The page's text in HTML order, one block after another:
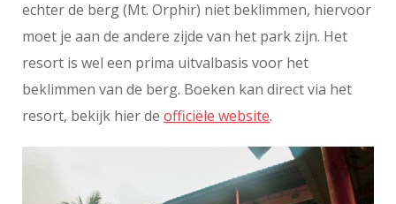
echter de berg (Mt. Orphir) niet beklimmen, hiervoor
moet je aan de andere zijde van het park zijn. Het
resort is wel een prima uitvalbasis voor het
beklimmen van de berg. Boeken kan direct via het
resort, bekijk hier de officiële website.